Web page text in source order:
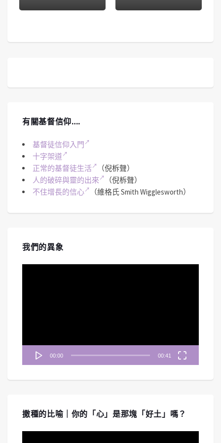
有關基督信仰….
基督徒信仰入門
十字架道
正常的基督徒生活
（倪柝聲）
人的破碎與靈的出來
（倪柝聲）
不住增長的信心
（維格氏 Smith Wigglesworth）
我們的異象
00:00 00:41
撒種的比喻｜你的「心」是那塊「好土」嗎？